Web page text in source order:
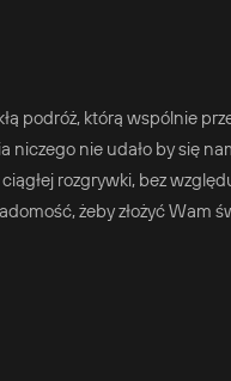
którą wspólnie
nie udało by się
rozgrywki, bez
żeby złożyć Wam